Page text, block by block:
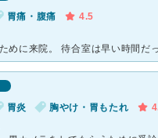
胃痛・腹痛
4.5
胃炎 胸やけ・胃もたれ